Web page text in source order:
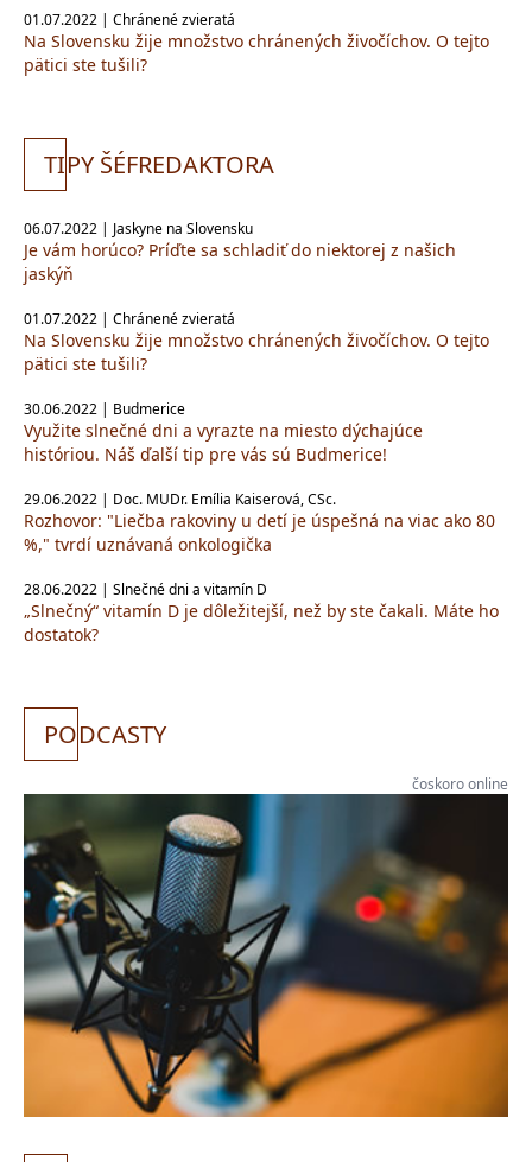
01.07.2022 | Chránené zvieratá
Na Slovensku žije množstvo chránených živočíchov. O tejto
pätici ste tušili?
TIPY ŠÉFREDAKTORA
06.07.2022 | Jaskyne na Slovensku
Je vám horúco? Príďte sa schladiť do niektorej z našich
jaskýň
01.07.2022 | Chránené zvieratá
Na Slovensku žije množstvo chránených živočíchov. O tejto
pätici ste tušili?
30.06.2022 | Budmerice
Využite slnečné dni a vyrazte na miesto dýchajúce
históriou. Náš ďalší tip pre vás sú Budmerice!
29.06.2022 | Doc. MUDr. Emília Kaiserová, CSc.
Rozhovor: "Liečba rakoviny u detí je úspešná na viac ako 80
%," tvrdí uznávaná onkologička
28.06.2022 | Slnečné dni a vitamín D
„Slnečný“ vitamín D je dôležitejší, než by ste čakali. Máte ho
dostatok?
PODCASTY
čoskoro online